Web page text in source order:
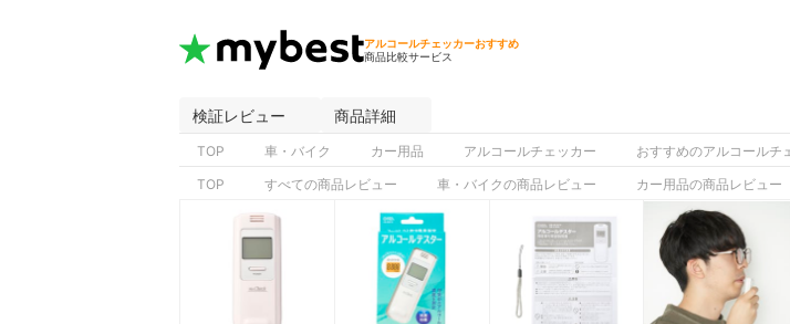
アルコールチェッカーおすすめ
商品比較サービス
検証レビュー 商品詳細
TOP 車・バイク カー用品 アルコールチェッカー おすすめのアルコールチ
TOP すべての商品レビュー 車・バイクの商品レビュー カー用品の商品レビュー